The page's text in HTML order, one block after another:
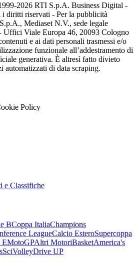
2026 RTI S.p.A. Business Digital -
diritti riservati - Per la pubblicità
Mediaset N.V., sede legale
Uffici Viale Europa 46, 20093 Cologno
e ai dati personali trasmessi e/o
funzionale all’addestramento di
generativa. È altresì fatto divieto
automatizzati di data scraping.
Policy
e Classifiche
BCoppa ItaliaChampions
LeagueCalcio EsteroSupercoppa
EMotoGPAltri MotoriBasketAmerica's
SciVolleyDrive UP